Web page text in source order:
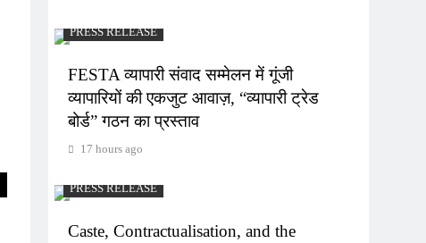
PRESS RELEASE
FESTA व्यापारी संवाद सम्मेलन में गूंजी
व्यापारियों की एकजुट आवाज़, “व्यापारी ट्रेड
बोर्ड” गठन का प्रस्ताव
17 hours ago
PRESS RELEASE
Caste, Contractualisation, and the